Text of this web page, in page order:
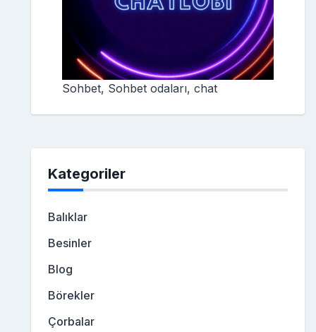
Sohbet, Sohbet odaları, chat
Kategoriler
Balıklar
Besinler
Blog
Börekler
Çorbalar